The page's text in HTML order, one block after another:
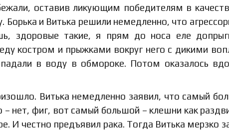
оставив ликующим победителям в
Борька и Витька решили немедленно, что
здоровые такие, я прям до носа еле
костром и прыжками вокруг него с дикими
в воду в обмороке. Потом оказалось
Витька немедленно заявил, что самый
– нет, фиг, вот самый большой – клешни как
И честно предъявил рака. Тогда Витька мерзко